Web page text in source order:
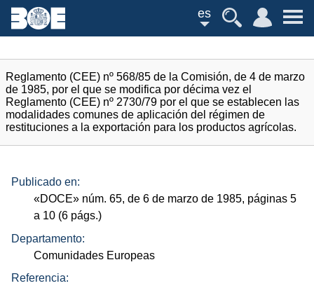
es
Reglamento (CEE) nº 568/85 de la Comisión, de 4 de marzo
de 1985, por el que se modifica por décima vez el
Reglamento (CEE) nº 2730/79 por el que se establecen las
modalidades comunes de aplicación del régimen de
restituciones a la exportación para los productos agrícolas.
Publicado en:
«DOCE» núm. 65, de 6 de marzo de 1985, páginas 5
a 10 (6 págs.)
Departamento:
Comunidades Europeas
Referencia: